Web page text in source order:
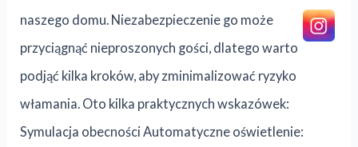
naszego domu. Niezabezpieczenie go może
przyciągnąć nieproszonych gości, dlatego warto
podjąć kilka kroków, aby zminimalizować ryzyko
włamania. Oto kilka praktycznych wskazówek:
Symulacja obecności Automatyczne oświetlenie: